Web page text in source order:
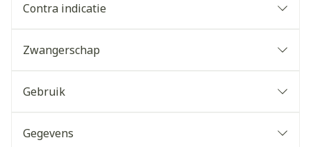
Contra indicatie
Zwangerschap
Gebruik
Gegevens